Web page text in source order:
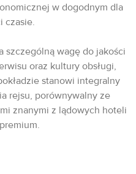
w dogodnym dla
czasie.
szczególną wagę do jakości
oraz kultury obsługi,
stanowi integralny
rejsu, porównywalny ze
znanymi z lądowych hoteli